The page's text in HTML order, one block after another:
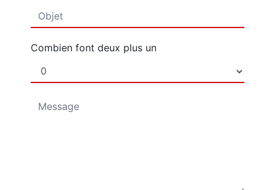
Combien font deux plus un